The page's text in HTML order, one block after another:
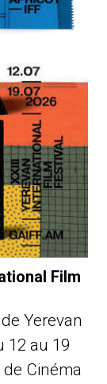
Film
Yerevan
12 au 19
Cinéma